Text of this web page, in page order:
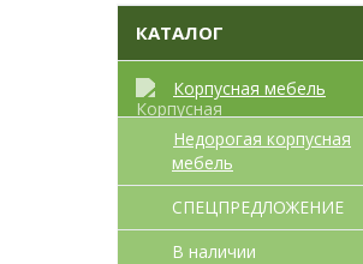
КАТАЛОГ
Корпусная мебель
Недорогая корпусная
мебель
СПЕЦПРЕДЛОЖЕНИЕ
В наличии